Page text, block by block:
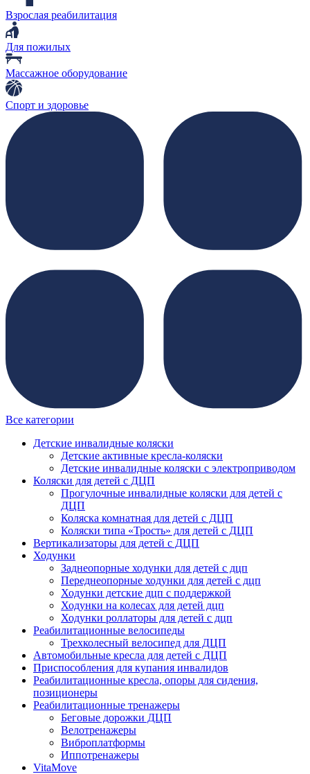
Взрослая реабилитация
Для пожилых
Массажное оборудование
Спорт и здоровье
Все категории
Детские инвалидные коляски
Детские активные кресла-коляски
Детские инвалидные коляски с электроприводом
Коляски для детей с ДЦП
Прогулочные инвалидные коляски для детей с
ДЦП
Коляска комнатная для детей с ДЦП
Коляски типа «Трость» для детей с ДЦП
Вертикализаторы для детей с ДЦП
Ходунки
Заднеопорные ходунки для детей с дцп
Переднеопорные ходунки для детей с дцп
Ходунки детские дцп с поддержкой
Ходунки на колесах для детей дцп
Ходунки роллаторы для детей с дцп
Реабилитационные велосипеды
Трехколесный велосипед для ДЦП
Автомобильные кресла для детей с ДЦП
Приспособления для купания инвалидов
Реабилитационные кресла, опоры для сидения,
позиционеры
Реабилитационные тренажеры
Беговые дорожки ДЦП
Велотренажеры
Виброплатформы
Иппотренажеры
VitaMove